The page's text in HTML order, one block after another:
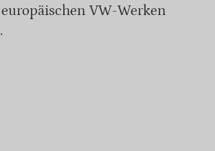
VW-Werken